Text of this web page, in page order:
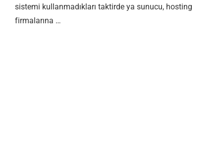
sistemi kullanmadıkları taktirde ya sunucu, hosting
firmalarına …